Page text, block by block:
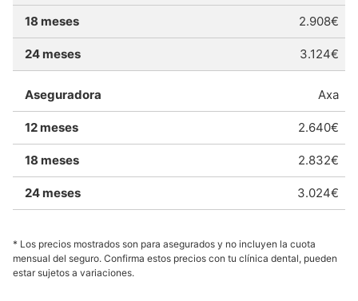
2.908€
3.124€
Axa
2.640€
2.832€
3.024€
* Los precios mostrados son para asegurados y no incluyen la cuota
mensual del seguro. Confirma estos precios con tu clínica dental, pueden
estar sujetos a variaciones.